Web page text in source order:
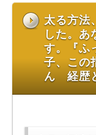
太る方法
した。あ
す。『ふ
子、この
ん 経歴